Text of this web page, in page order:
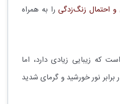
و احتمال زنگ‌زدگی را به همراه
زیبایی زیادی دارد، اما
نور خورشید و گرمای شدید